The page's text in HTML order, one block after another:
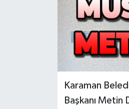
Karaman
Başkanı